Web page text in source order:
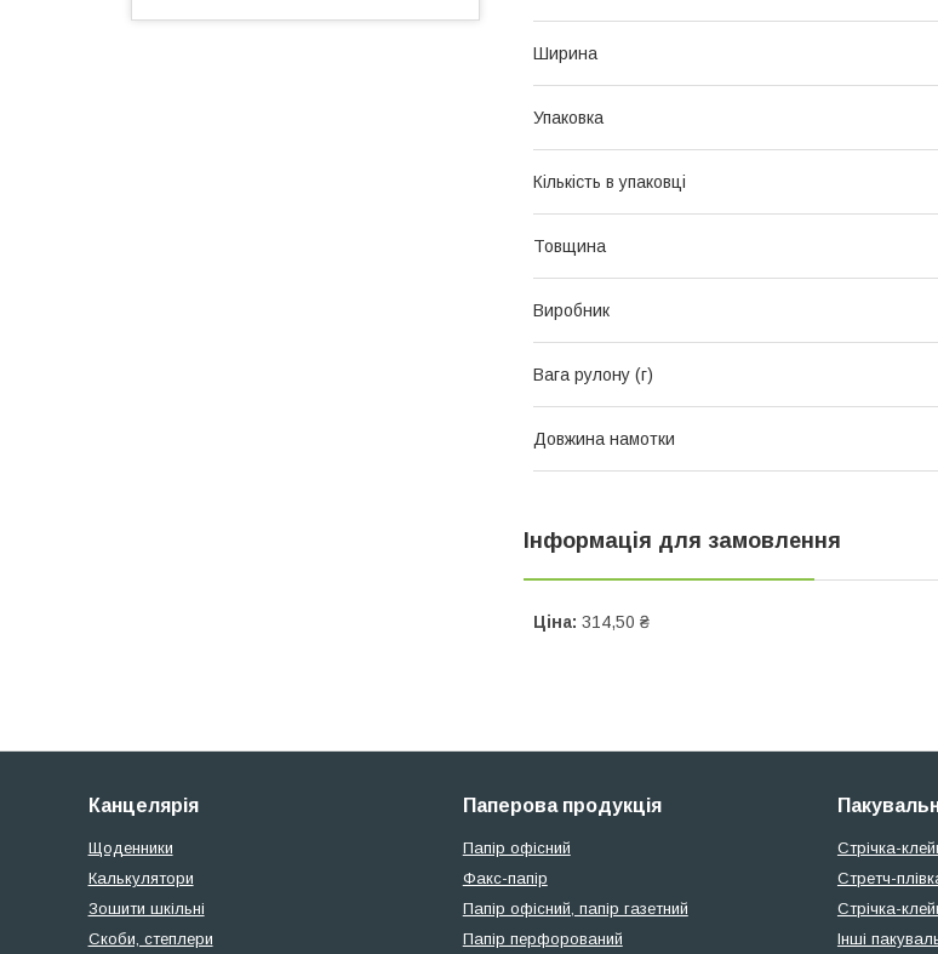
Ширина
Упаковка
Кількість в упаковці
Товщина
Виробник
Вага рулону (г)
Довжина намотки
Інформація для замовлення
Ціна: 314,50 ₴
Канцелярія
Щоденники
Калькулятори
Зошити шкільні
Скоби, степлери
Паперова продукція
Папір офісний
Факс-папір
Папір офісний, папір газетний
Папір перфорований
Стрічка-
Стретч-
Стрічка-
Інші